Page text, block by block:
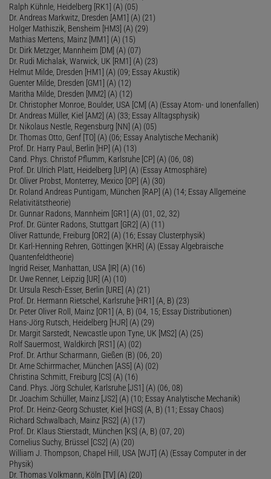
Ralph Kühnle, Heidelberg [RK1] (A) (05)
Dr. Andreas Markwitz, Dresden [AM1] (A) (21)
Holger Mathiszik, Bensheim [HM3] (A) (29)
Mathias Mertens, Mainz [MM1] (A) (15)
Dr. Dirk Metzger, Mannheim [DM] (A) (07)
Dr. Rudi Michalak, Warwick, UK [RM1] (A) (23)
Helmut Milde, Dresden [HM1] (A) (09; Essay Akustik)
Guenter Milde, Dresden [GM1] (A) (12)
Maritha Milde, Dresden [MM2] (A) (12)
Dr. Christopher Monroe, Boulder, USA [CM] (A) (Essay Atom- und Ionenfallen)
Dr. Andreas Müller, Kiel [AM2] (A) (33; Essay Alltagsphysik)
Dr. Nikolaus Nestle, Regensburg [NN] (A) (05)
Dr. Thomas Otto, Genf [TO] (A) (06; Essay Analytische Mechanik)
Prof. Dr. Harry Paul, Berlin [HP] (A) (13)
Cand. Phys. Christof Pflumm, Karlsruhe [CP] (A) (06, 08)
Prof. Dr. Ulrich Platt, Heidelberg [UP] (A) (Essay Atmosphäre)
Dr. Oliver Probst, Monterrey, Mexico [OP] (A) (30)
Dr. Roland Andreas Puntigam, München [RAP] (A) (14; Essay Allgemeine
Relativitätstheorie)
Dr. Gunnar Radons, Mannheim [GR1] (A) (01, 02, 32)
Prof. Dr. Günter Radons, Stuttgart [GR2] (A) (11)
Oliver Rattunde, Freiburg [OR2] (A) (16; Essay Clusterphysik)
Dr. Karl-Henning Rehren, Göttingen [KHR] (A) (Essay Algebraische
Quantenfeldtheorie)
Ingrid Reiser, Manhattan, USA [IR] (A) (16)
Dr. Uwe Renner, Leipzig [UR] (A) (10)
Dr. Ursula Resch-Esser, Berlin [URE] (A) (21)
Prof. Dr. Hermann Rietschel, Karlsruhe [HR1] (A, B) (23)
Dr. Peter Oliver Roll, Mainz [OR1] (A, B) (04, 15; Essay Distributionen)
Hans-Jörg Rutsch, Heidelberg [HJR] (A) (29)
Dr. Margit Sarstedt, Newcastle upon Tyne, UK [MS2] (A) (25)
Rolf Sauermost, Waldkirch [RS1] (A) (02)
Prof. Dr. Arthur Scharmann, Gießen (B) (06, 20)
Dr. Arne Schirrmacher, München [AS5] (A) (02)
Christina Schmitt, Freiburg [CS] (A) (16)
Cand. Phys. Jörg Schuler, Karlsruhe [JS1] (A) (06, 08)
Dr. Joachim Schüller, Mainz [JS2] (A) (10; Essay Analytische Mechanik)
Prof. Dr. Heinz-Georg Schuster, Kiel [HGS] (A, B) (11; Essay Chaos)
Richard Schwalbach, Mainz [RS2] (A) (17)
Prof. Dr. Klaus Stierstadt, München [KS] (A, B) (07, 20)
Cornelius Suchy, Brüssel [CS2] (A) (20)
William J. Thompson, Chapel Hill, USA [WJT] (A) (Essay Computer in der
Physik)
Dr. Thomas Volkmann, Köln [TV] (A) (20)